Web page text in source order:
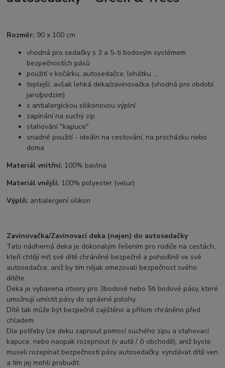
Rozměr: 90 x 100 cm
vhodná pro sedačky s 3 a 5-ti bodovým systémem
bezpečnostích pásů
použití v kočárku, autosedačce, lehátku ...
teplejší, avšak lehká deka/zavinovačka (vhodná pro období
jaro/podzim)
s antialergickou silikonovou výplní
zapínání na suchý zip
stahování "kapuce"
snadné použití - ideáln na cestování, na procházku nebo
doma
Materiál vnitřní: 100% bavlna
Materiál vnější: 100% polyester (velur)
Výplň: antialergení silikon
Zavinovačka/Zavinovací deka (nejen) do autosedačky
Tato nádherná deka je dokonalým řešením pro rodiče na cestách,
kteří chtějí mít své dítě chráněné bezpečně a pohodlně ve své
autosedačce, aniž by tím nějak omezovali bezpečnost svého
dítěte.
Deka je vybavena otvory pro 3bodové nebo 5ti bodové pásy, které
umožnují umístit pásy do správné polohy.
Dítě tak může být bezpečně zajištěno a přitom chráněno před
chladem.
Dle potřeby lze deku zapnout pomocí suchého zipu a stahovací
kapuce, nebo naopak rozepnout (v autě / či obchodě), aniž byste
museli rozepínat bezpečností pásy autosedačky, vyndávat dítě ven
a tím jej mohli probudit.